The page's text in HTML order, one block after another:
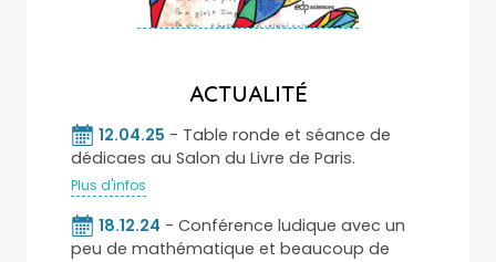
ACTUALITÉ
12.04.25 - Table ronde et séance de
dédicaes au Salon du Livre de Paris.
Plus d'infos
18.12.24 - Conférence ludique avec un
peu de mathématique et beaucoup de